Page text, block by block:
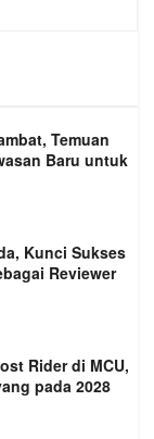
Temuan
Baru untuk
Kunci Sukses
Reviewer
Rider di MCU,
pada 2028